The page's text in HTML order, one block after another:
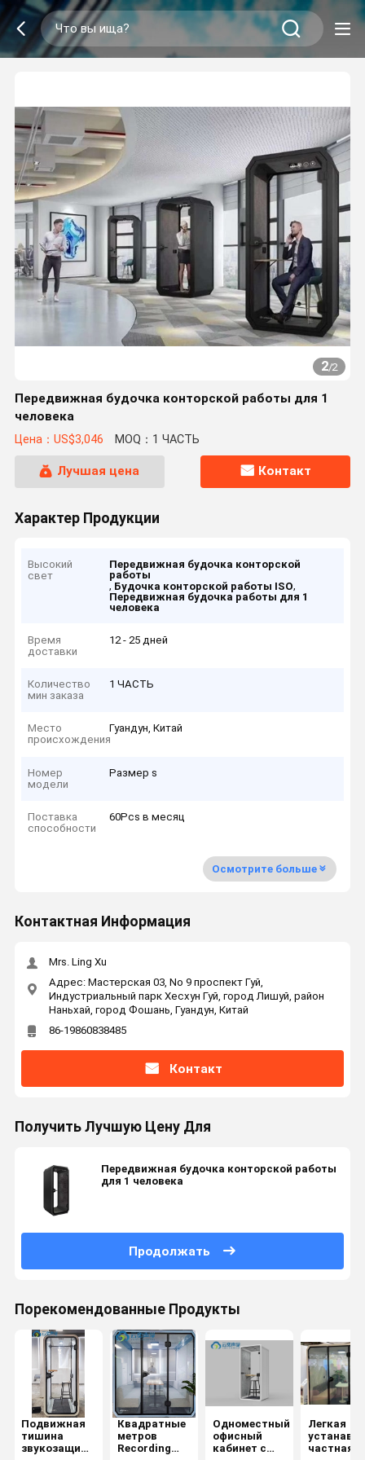
2/2
Передвижная будочка конторской работы для 1
человека
Цена：US$3,046 MOQ：1 ЧАСТЬ
Лучшая цена Контакт
Характер Продукции
Высокий
свет
Передвижная будочка конторской
работы
, Будочка конторской работы ISO,
Передвижная будочка работы для 1
человека
Время
доставки
12 - 25 дней
Количество
мин заказа
1 ЧАСТЬ
Место
происхождения
Гуандун, Китай
Номер
модели
Размер s
Поставка
способности
60Pcs в месяц
Осмотрите больше
Контактная Информация
Mrs. Ling Xu
Адрес: Мастерская 03, No 9 проспект Гуй,
Индустриальный парк Хесхун Гуй, город Лишуй, район
Наньхай, город Фошань, Гуандун, Китай
86-19860838485
Контакт
Получить Лучшую Цену Для
Передвижная будочка конторской работы
для 1 человека
Продолжать
Порекомендованные Продукты
Подвижная
тишина
звукозащищенный
Квадратные
метров
Recording
Одноместный
офисный
кабинет с
Легкая
частная